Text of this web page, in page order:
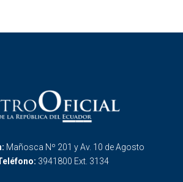
Mañosca Nº 201 y Av. 10 de Agosto
3941800 Ext. 3134